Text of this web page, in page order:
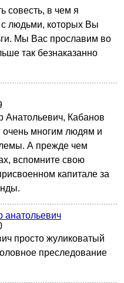
совесть, в чем я
людьми, которых Вы
Мы Вас прославим во
так безнаказанно
Анатольевич, Кабанов
очень многим людям и
А прежде чем
вспомните свою
капитале за
анатольевич
просто жуликоватый
преследование